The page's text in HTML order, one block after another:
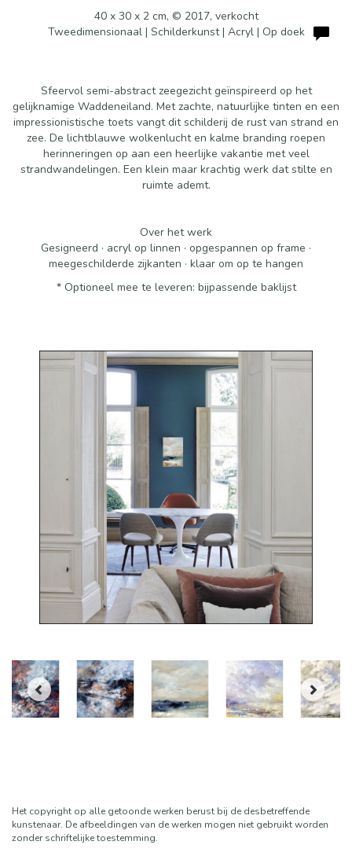
40 x 30 x 2 cm, © 2017, verkocht
Tweedimensionaal | Schilderkunst | Acryl | Op doek
Sfeervol semi-abstract zeegezicht geïnspireerd op het
gelijknamige Waddeneiland. Met zachte, natuurlijke tinten en een
impressionistische toets vangt dit schilderij de rust van strand en
zee. De lichtblauwe wolkenlucht en kalme branding roepen
herinneringen op aan een heerlijke vakantie met veel
strandwandelingen. Een klein maar krachtig werk dat stilte en
ruimte ademt.
Over het werk
Gesigneerd · acryl op linnen · opgespannen op frame ·
meegeschilderde zijkanten · klaar om op te hangen
* Optioneel mee te leveren: bijpassende baklijst
Het copyright op alle getoonde werken berust bij de desbetreffende
kunstenaar. De afbeeldingen van de werken mogen niet gebruikt worden
zonder schriftelijke toestemming.